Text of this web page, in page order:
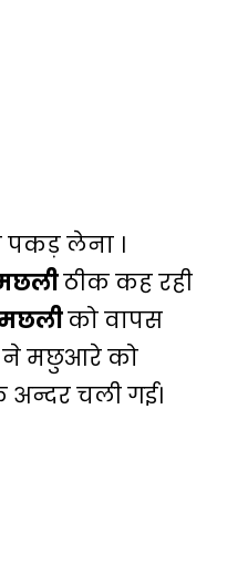
लेना ।
ठीक कह रही
को वापस
ने मछुआरे को
अन्दर चली गई।